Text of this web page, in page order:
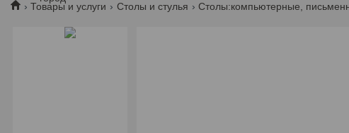
Товары и услуги Столы и стулья Столы:компьютерные,